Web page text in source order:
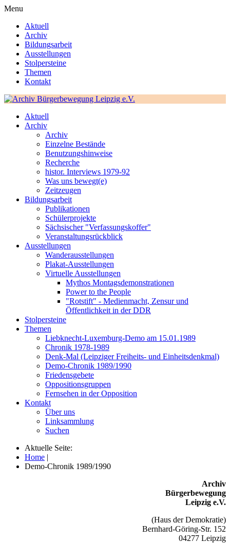
Menu
Aktuell
Archiv
Bildungsarbeit
Ausstellungen
Stolpersteine
Themen
Kontakt
Aktuell
Archiv
Archiv
Einzelne Bestände
Benutzungshinweise
Recherche
histor. Interviews 1979-92
Was uns bewegt(e)
Zeitzeugen
Bildungsarbeit
Publikationen
Schülerprojekte
Sächsischer "Verfassungskoffer"
Veranstaltungsrückblick
Ausstellungen
Wanderausstellungen
Plakat-Ausstellungen
Virtuelle Ausstellungen
Mythos Montagsdemonstrationen
Power to the People
"Rotstift" - Medienmacht, Zensur und
Öffentlichkeit in der DDR
Stolpersteine
Themen
Liebknecht-Luxemburg-Demo am 15.01.1989
Chronik 1978-1989
Denk-Mal (Leipziger Freiheits- und Einheitsdenkmal)
Demo-Chronik 1989/1990
Friedensgebete
Oppositionsgruppen
Fernsehen in der Opposition
Kontakt
Über uns
Linksammlung
Suchen
Aktuelle Seite:
Home |
Demo-Chronik 1989/1990
Archiv
Bürgerbewegung
Leipzig e.V.
(Haus der Demokratie)
Bernhard-Göring-Str. 152
04277 Leipzig